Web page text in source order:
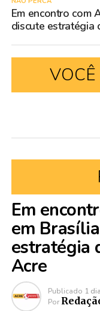
Em encontro com
discute estratégia
Em
em
estratégia
Acre
Publicado 1
Por